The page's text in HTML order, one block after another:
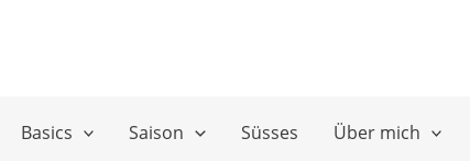
Basics Saison Süsses Über mich